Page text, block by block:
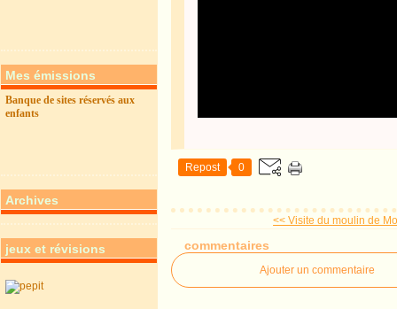
Mes émissions
Banque de sites réservés aux
enfants
Archives
jeux et révisions
Repost 0
<< Visite du moulin de
commentaires
Ajouter un commentaire